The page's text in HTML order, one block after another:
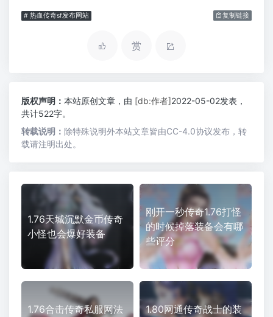
# 热血传奇sf发布网站 复制链接
赏
版权声明： 本站原创文章，由 [db:作者]2022-05-02发表，
共计522字。
转载说明： 除特殊说明外本站文章皆由CC-4.0协议发布，转
载请注明出处。
1.76天城沉默金币传奇
小怪也会爆好装备
刚开一秒传奇1.76打怪
的时候掉落装备会有哪
些评分
1.76合击传奇私服网法
1.80网通传奇战士的装